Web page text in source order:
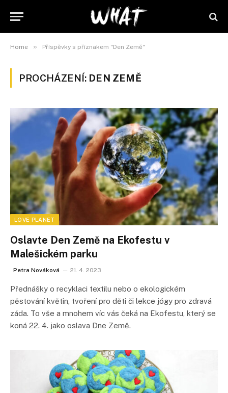
Home » Příspěvky s příznakem "Den Země"
PROCHÁZENÍ: DEN ZEMĚ
LOVE PLANET
Oslavte Den Země na Ekofestu v
Malešickém parku
Petra Nováková 21. 4. 2023
Přednášky o recyklaci textilu nebo o ekologickém
pěstování květin, tvoření pro děti či lekce jógy pro zdravá
záda. To vše a mnohem víc vás čeká na Ekofestu, který se
koná 22. 4. jako oslava Dne Země.